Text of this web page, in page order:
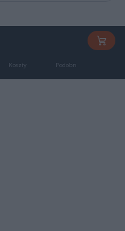
Koszty Podobne